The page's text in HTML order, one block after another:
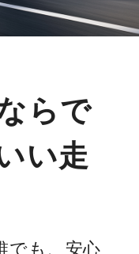
らで
い走
でも、安心